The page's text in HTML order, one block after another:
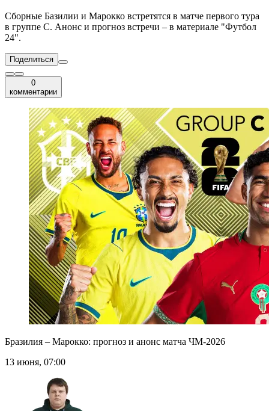
Сборные Базилии и Марокко встретятся в матче первого тура
в группе C. Анонс и прогноз встречи – в материале "Футбол
24".
Поделиться
0
комментарии
Бразилия – Марокко: прогноз и анонс матча ЧМ-2026
13 июня, 07:00